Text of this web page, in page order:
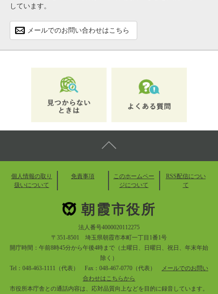
しています。
メールでのお問い合わせはこちら
個人情報の取り
扱いについて
免責事項
このホームペー
ジについて
RSS配信につい
て
朝霞市役所
法人番号4000020112275
〒351-8501 埼玉県朝霞市本町一丁目1番1号
開庁時間：午前8時45分から午後4時まで（土曜日、日曜日、祝日、年末年始
除く）
Tel：048-463-1111（代表） Fax：048-467-0770（代表）
メールでのお問い
合わせはこちらから
市役所本庁舎との通話内容は、応対品質向上などを目的に録音しています。